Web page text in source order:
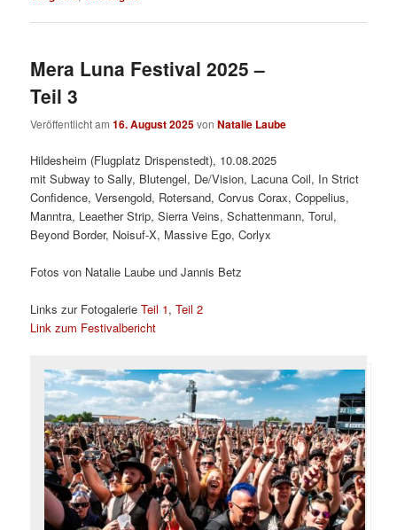
Mera Luna Festival 2025 –
Teil 3
Veröffentlicht am16. August 2025vonNatalie Laube
Hildesheim (Flugplatz Drispenstedt), 10.08.2025
mit Subway to Sally, Blutengel, De/Vision, Lacuna Coil, In Strict
Confidence, Versengold, Rotersand, Corvus Corax, Coppelius,
Manntra, Leaether Strip, Sierra Veins, Schattenmann, Torul,
Beyond Border, Noisuf-X, Massive Ego, Corlyx
Fotos von Natalie Laube und Jannis Betz
Links zur FotogalerieTeil 1,Teil 2
Link zum Festivalbericht